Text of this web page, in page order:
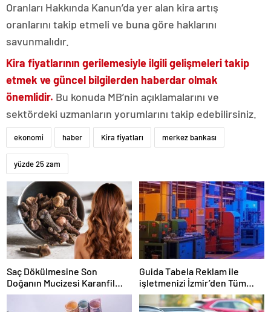
Oranları Hakkında Kanun’da yer alan kira artış
oranlarını takip etmeli ve buna göre haklarını
savunmalıdır.
Kira fiyatlarının gerilemesiyle ilgili gelişmeleri takip
etmek ve güncel bilgilerden haberdar olmak
önemlidir. Bu konuda MB’nin açıklamalarını ve
sektördeki uzmanların yorumlarını takip edebilirsiniz.
ekonomi haber Kira fiyatları merkez bankası
yüzde 25 zam
Saç Dökülmesine Son
Doğanın Mucizesi Karanfil
Kürü
Guida Tabela Reklam ile
işletmenizi İzmir’den Tüm
Türkiye’ye Duyuran Işıklı
Çözümler!